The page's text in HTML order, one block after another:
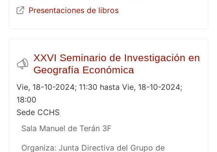
Presentaciones de libros
XXVI Seminario de Investigación en
Geografía Económica
Vie, 18-10-2024; 11:30 hasta Vie, 18-10-2024;
18:00
Sede CCHS
Sala Manuel de Terán 3F
Organiza: Junta Directiva del Grupo de